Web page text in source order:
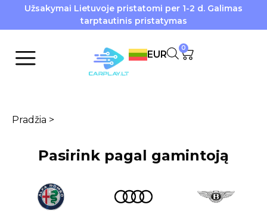
Užsakymai Lietuvoje pristatomi per 1-2 d. Galimas
tarptautinis pristatymas
EUR
0
Pradžia >
Pasirink pagal gamintoją